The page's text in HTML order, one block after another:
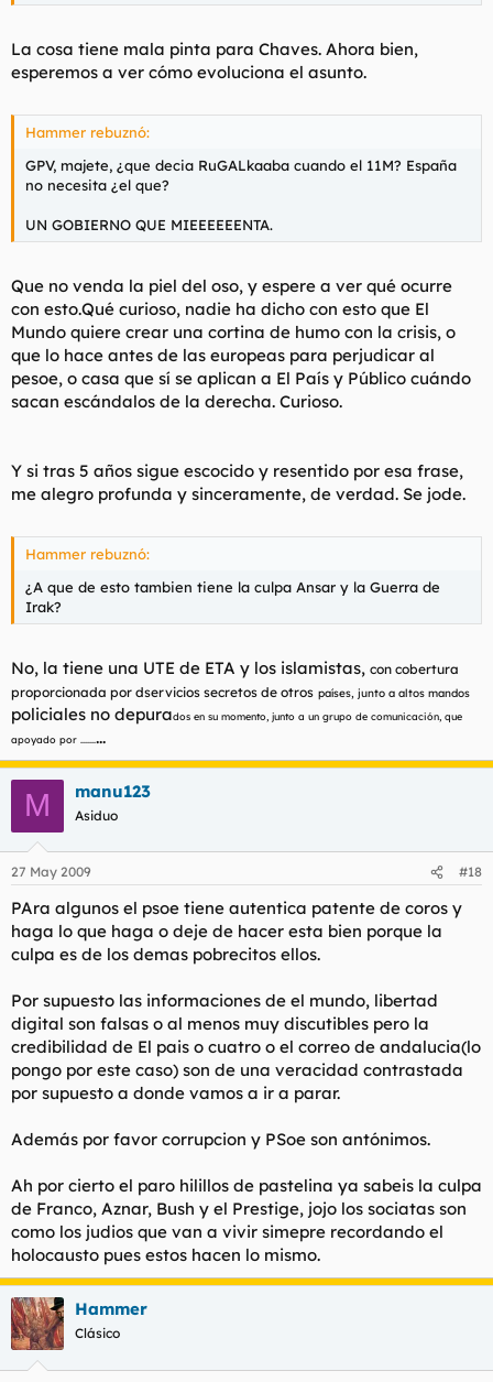
La cosa tiene mala pinta para Chaves. Ahora bien,
esperemos a ver cómo evoluciona el asunto.
Hammer rebuznó:
GPV, majete, ¿que decia RuGALkaaba cuando el 11M? España
no necesita ¿el que?
UN GOBIERNO QUE MIEEEEEENTA.
Que no venda la piel del oso, y espere a ver qué ocurre
con esto.Qué curioso, nadie ha dicho con esto que El
Mundo quiere crear una cortina de humo con la crisis, o
que lo hace antes de las europeas para perjudicar al
pesoe, o casa que sí se aplican a El País y Público cuándo
sacan escándalos de la derecha. Curioso.
Y si tras 5 años sigue escocido y resentido por esa frase,
me alegro profunda y sinceramente, de verdad. Se jode.
Hammer rebuznó:
¿A que de esto tambien tiene la culpa Ansar y la Guerra de
Irak?
No, la tiene una UTE de ETA y los islamistas, con cobertura
proporcionada por dservicios secretos de otros países, junto a altos mandos
policiales no depurados en su momento, junto a un grupo de comunicación, que
apoyado por ....... ...
M manu123
Asiduo
27 May 2009 #18
PAra algunos el psoe tiene autentica patente de coros y
haga lo que haga o deje de hacer esta bien porque la
culpa es de los demas pobrecitos ellos.
Por supuesto las informaciones de el mundo, libertad
digital son falsas o al menos muy discutibles pero la
credibilidad de El pais o cuatro o el correo de andalucia(lo
pongo por este caso) son de una veracidad contrastada
por supuesto a donde vamos a ir a parar.
Además por favor corrupcion y PSoe son antónimos.
Ah por cierto el paro hilillos de pastelina ya sabeis la culpa
de Franco, Aznar, Bush y el Prestige, jojo los sociatas son
como los judios que van a vivir simepre recordando el
holocausto pues estos hacen lo mismo.
Hammer
Clásico